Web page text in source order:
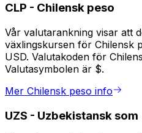
CLP - Chilensk peso
Vår valutarankning visar att
växlingskursen för Chilensk
USD. Valutakoden för
Valutasymbolen är $.
Mer Chilensk peso info
UZS - Uzbekistansk som